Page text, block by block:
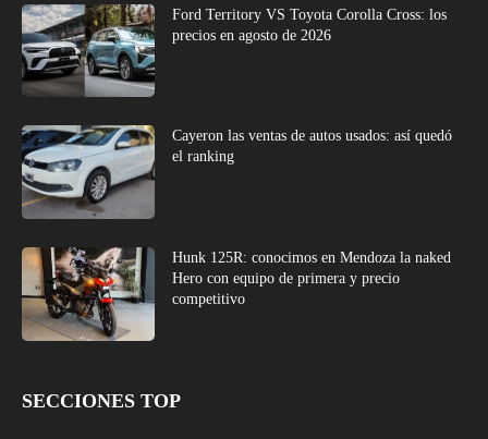
Ford Territory VS Toyota Corolla Cross: los
precios en agosto de 2026
Cayeron las ventas de autos usados: así quedó
el ranking
Hunk 125R: conocimos en Mendoza la naked
Hero con equipo de primera y precio
competitivo
SECCIONES TOP